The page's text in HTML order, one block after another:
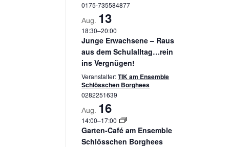
0175-735584877
Aug. 13
18:30–20:00
Junge Erwachsene – Raus
aus dem Schulalltag…rein
ins Vergnügen!
Veranstalter:TIK am Ensemble
Schlösschen Borghees
0282251639
Aug. 16
14:00–17:00
Garten-Café am Ensemble
Schlösschen Borghees